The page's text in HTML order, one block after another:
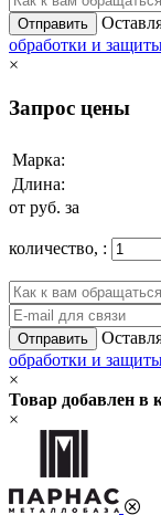
Отправить
обработки и
×
Запрос цены
Марка:
Длина:
от руб. за
количество, :
Отправить
обработки и
×
Товар добавлен в
×